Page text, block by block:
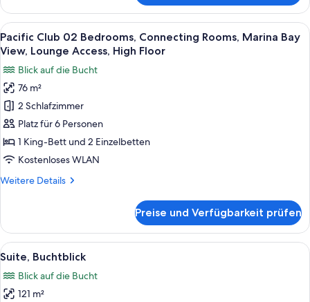
Floor,
City
View
anzeigen
Jungle
Suite,
Connecting
Rooms,
Children
Amenities,
Lounge
Access,
High
Floor,
View
Alle
Fotos
Pacific
Club
02
Bedrooms,
Connecting
Rooms,
Bay
Access,
High
anzeigen
Ein Hotelzimmer mit einem großen
7
Pacific Club 02 Bedrooms, Connecting Rooms, Marina Bay
View, Lounge Access, High Floor
Blick auf die Bucht
76 m²
2 Schlafzimmer
Platz für 6 Personen
1 King-Bett und 2 Einzelbetten
Kostenloses WLAN
Weitere Details
Weitere
Club
02
Bedrooms,
Rooms,
Marina
Preise und Verfügbarkeit prüfen
Alle
Fotos
für
Suite,
Suite, Buchtblick | Hochwertige
6
Suite, Buchtblick
Blick auf die Bucht
121 m²